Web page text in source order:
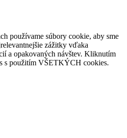
používame súbory cookie, aby sme
zážitky vďaka
a opakovaných návštev. Kliknutím
s použitím VŠETKÝCH cookies.